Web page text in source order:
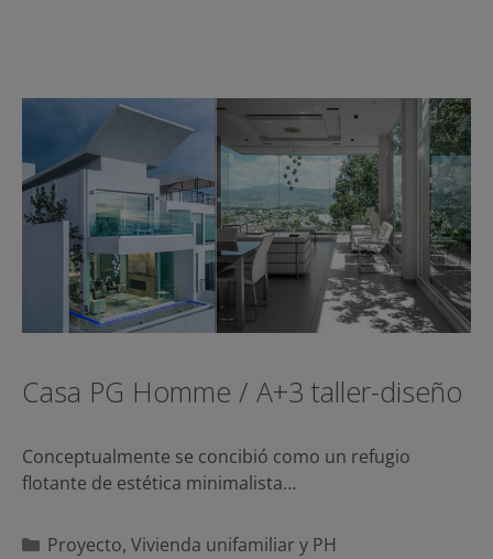
Casa PG Homme / A+3 taller-diseño
Conceptualmente se concibió como un refugio
flotante de estética minimalista…
Categorías
Proyecto, Vivienda unifamiliar y PH